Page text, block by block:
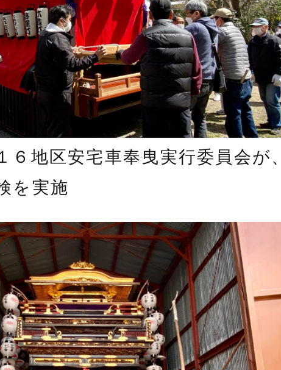
６地区安宅車奉曳実行委員会が、
を実施